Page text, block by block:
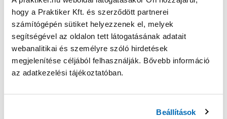
hogy a Praktiker Kft. és szerződött partnerei
számítógépén sütiket helyezzenek el, melyek
segítségével az oldalon tett látogatásának adatait
webanalitikai és személyre szóló hirdetések
megjelenítése céljából felhasználják. Bővebb információ
az adatkezelési tájékoztatóban.
Beállítások